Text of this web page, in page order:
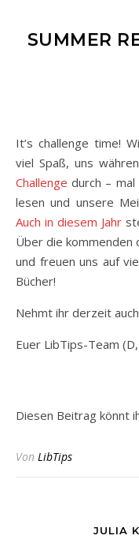
SUMMER
It’s challenge time! Wir hatten im vergangenen Jahr sehr
viel Spaß, uns
Challenge durch –
lesen und unsere
Auch in diesem Jahr
Über die kommenden
und freuen uns auf
Bücher!
Nehmt ihr derzeit
Euer LibTips-Team (D,
Diesen Beitrag könnt
Von LibTips
JULIA